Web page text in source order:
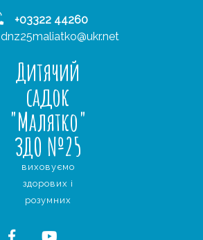
+03322 44260
dnz25maliatko@ukr.net
Дитячий
садок
"Малятко"
ЗДО №25
виховуємо
здорових і
розумних